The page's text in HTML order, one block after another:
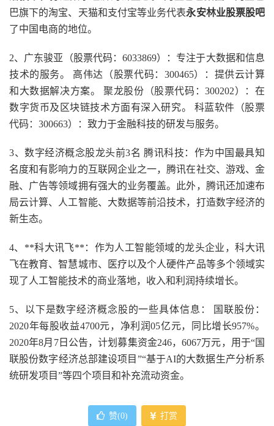
巴旗下的淘宝、天猫和支付宝等业务代表永安林业股票股吧
了中国电商的地位。
2、广东骏亚（股票代码：6033869）：专注于大数据和信息
技术的服务。 高伟达（股票代码：300465）：提供云计算
和大数据解决方案。 聚龙股份（股票代码：300202）：在
数字货币及区块链技术方面有深入研究。 科蓝软件（股票
代码：300663）：致力于金融科技的研发与服务。
3、数字经济概念股龙头前3名 腾讯科技：作为中国最具知
名度和有影响力的互联网企业之一，腾讯在社交、游戏、金
融、广告等领域拥有强大的业务覆盖。此外，腾讯还加速布
局云计算、人工智能、大数据等前沿技术，打造数字经济的
新生态。
4、**科大讯飞**：作为人工智能领域的龙头企业，科大讯
飞在教育、智慧城市、医疗以及个人硬件产品等多个领域实
现了人工智能技术的商业落地，收入和利润持续增长。
5、以下是数字经济概念股的一些具体信息： 国联股份：
2020年每股收益4700元，净利润05亿元，同比增长957%。
2020年8月7日公告，计划募集资金246，6067万元，用于“国
联股份数字经济总部建设项目”“基于AI的大数据生产分析系
统研发项目”等四个项目和补充流动资金。
赞(0) 打赏